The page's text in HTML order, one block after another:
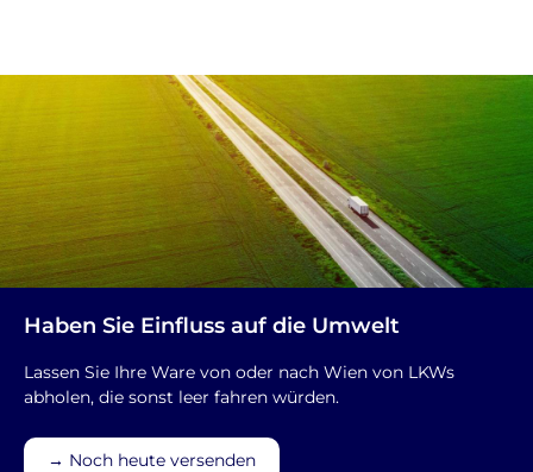
Haben Sie Einfluss auf die Umwelt
Lassen Sie Ihre Ware von oder nach Wien von LKWs
abholen, die sonst leer fahren würden.
→ Noch heute versenden